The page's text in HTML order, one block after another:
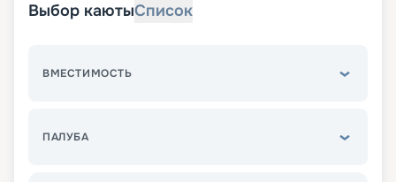
Выбор каютыСписок
ВМЕСТИМОСТЬ
ПАЛУБА